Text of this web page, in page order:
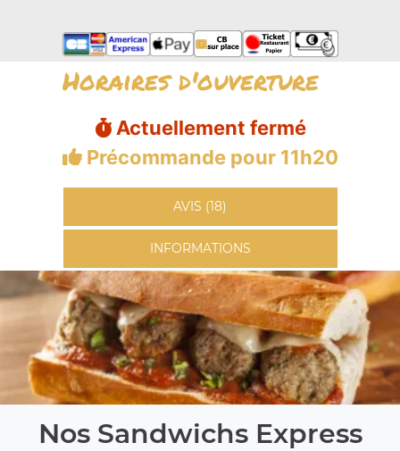
Horaires d'ouverture
Actuellement fermé
Précommande pour 11h20
AVIS (18)
INFORMATIONS
Nos Sandwichs Express